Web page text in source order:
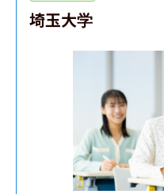
埼玉大学